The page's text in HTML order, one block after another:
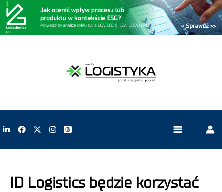
ID Logistics będzie korzystać